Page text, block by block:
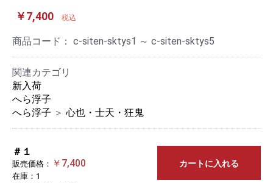
￥7,400 税込
商品コード： c-siten-sktys1 ～ c-siten-sktys5
関連カテゴリ
新入荷
へら浮子
へら浮子 ＞ 心也・士天・狂鬼
＃１
販売価格： ￥7,400
在庫：1
カートに入れる